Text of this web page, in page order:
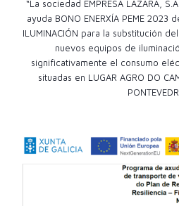
“La sociedad EMPRESA LAZARA,
ayuda BONO ENERXÍA PEME
ILUMINACIÓN para la substitución
nuevos equipos de
significativamente el consumo
situadas en LUGAR AGRO DO